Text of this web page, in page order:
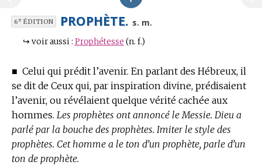
6eÉDITION PROPHÈTE. s. m.
↪ voir aussi : Prophétesse (n. f.)
■ Celui qui prédit l’avenir. En parlant des Hébreux, il
se dit de Ceux qui, par inspiration divine, prédisaient
l’avenir, ou révélaient quelque vérité cachée aux
hommes. Les prophètes ont annoncé le Messie. Dieu a
parlé par la bouche des prophètes. Imiter le style des
prophètes. Cet homme a le ton d’un prophète, parle d’un
ton de prophète.